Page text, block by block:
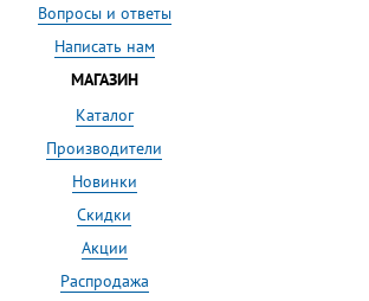
Вопросы и ответы
Написать нам
МАГАЗИН
Каталог
Производители
Новинки
Скидки
Акции
Распродажа